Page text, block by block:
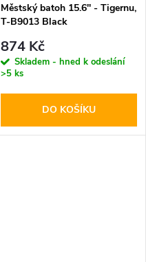
Městský batoh 15.6'' - Tigernu,
T-B9013 Black
874 Kč
Skladem - hned k odeslání
>5 ks
DO KOŠÍKU